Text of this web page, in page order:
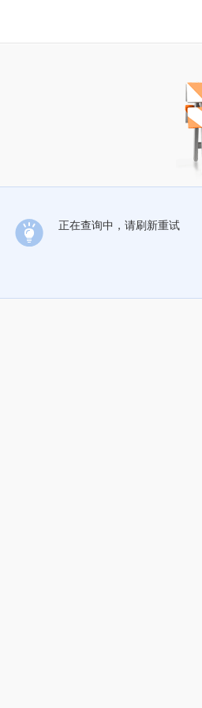
正在查询中，请刷新重试